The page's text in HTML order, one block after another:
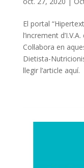
El portal
l’increment
Col·labora en
Dietista-
llegir l’article aquí.